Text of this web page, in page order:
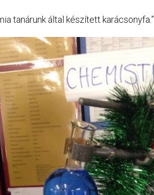
tanárunk által készített karácsonyfa.”